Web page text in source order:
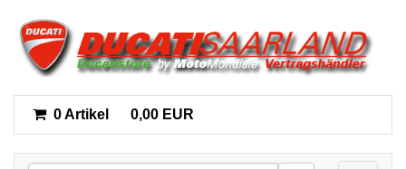
0 Artikel 0,00 EUR